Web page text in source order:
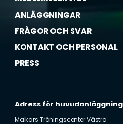
ANLÄGGNINGAR
FRÅGOR OCH SVAR
KONTAKT OCH PERSONAL
PRESS
Adress för huvudanläggning
Malkars Träningscenter Västra